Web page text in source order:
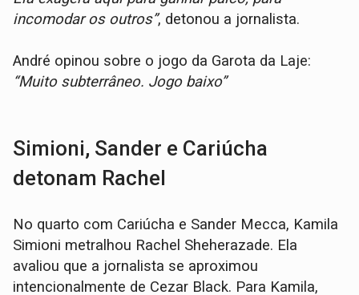
incomodar os outros”, detonou a jornalista.
André opinou sobre o jogo da Garota da Laje:
“Muito subterrâneo. Jogo baixo”
Simioni, Sander e Cariúcha
detonam Rachel
No quarto com Cariúcha e Sander Mecca, Kamila
Simioni metralhou Rachel Sheherazade. Ela
avaliou que a jornalista se aproximou
intencionalmente de Cezar Black. Para Kamila,